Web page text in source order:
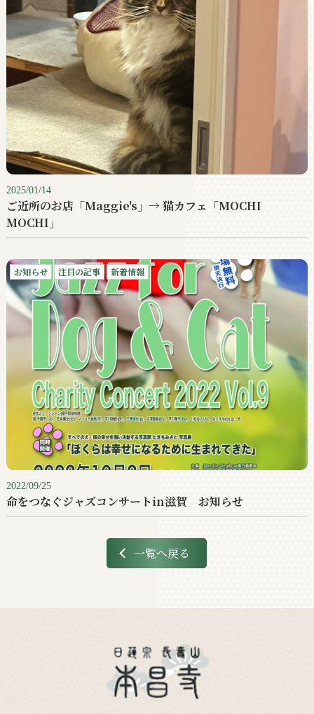
2025/01/14
ご近所のお店「Maggie's」→ 猫カフェ「MOCHI
MOCHI」
お知らせ 注目の記事 新着情報
2022/09/25
命をつなぐジャズコンサートin滋賀 お知らせ
一覧へ戻る